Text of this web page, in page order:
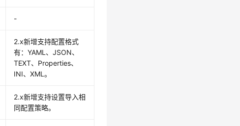
-
2.x新增支持配置格式
有：YAML、JSON、
TEXT、Properties、
INI、XML。
2.x新增支持设置导入相
同配置策略。